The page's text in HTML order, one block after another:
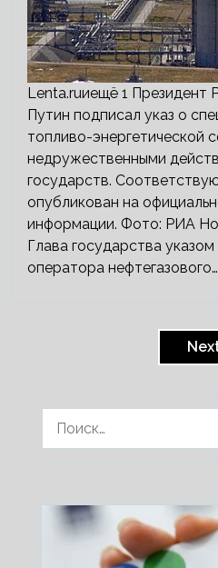
Lenta.ruиещё 1 Президент
Путин подписал указ о
топливо-энергетической
недружественными
государств.
опубликован на
информации. Фото: РИА
Глава государства
оператора нефтегазового…